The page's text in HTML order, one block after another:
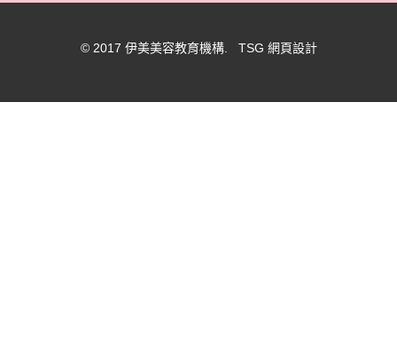
© 2017 伊美美容教育機構. TSG 網頁設計